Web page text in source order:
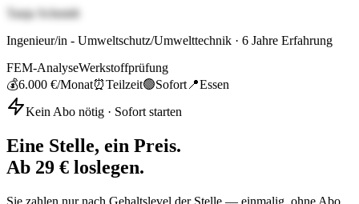
Tanja Schmidt
Ingenieur/in - Umweltschutz/Umwelttechnik · 6 Jahre Erfahrung
FEM-AnalyseWerkstoffprüfung
💰6.000 €/Monat⏰Teilzeit🟢Sofort 📍Essen
Kein Abo nötig · Sofort starten
Eine Stelle, ein Preis.
Ab 29 € loslegen.